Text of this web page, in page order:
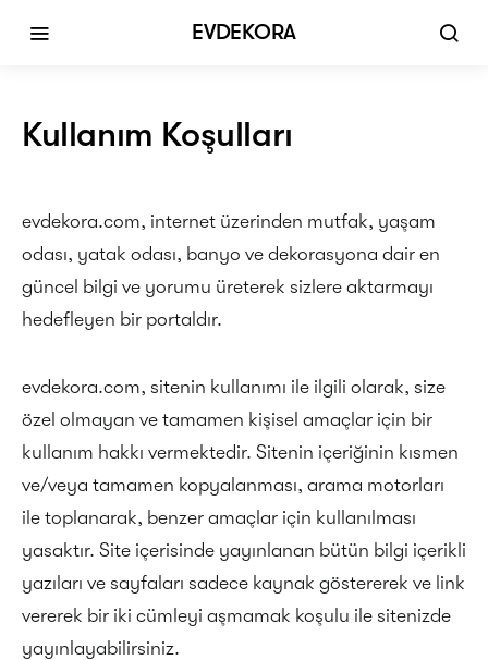
EVDEKORA
Kullanım Koşulları
evdekora.com, internet üzerinden mutfak, yaşam
odası, yatak odası, banyo ve dekorasyona dair en
güncel bilgi ve yorumu üreterek sizlere aktarmayı
hedefleyen bir portaldır.
evdekora.com, sitenin kullanımı ile ilgili olarak, size
özel olmayan ve tamamen kişisel amaçlar için bir
kullanım hakkı vermektedir. Sitenin içeriğinin kısmen
ve/veya tamamen kopyalanması, arama motorları
ile toplanarak, benzer amaçlar için kullanılması
yasaktır. Site içerisinde yayınlanan bütün bilgi içerikli
yazıları ve sayfaları sadece kaynak göstererek ve link
vererek bir iki cümleyi aşmamak koşulu ile sitenizde
yayınlayabilirsiniz.